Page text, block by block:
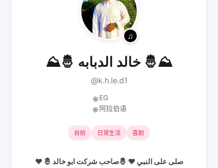
⛰️🤴 خالد الدبابه 🤴⛰️
@k.h.le.d1
🌐 EG
🌐 阿拉伯语
自拍 日常生活 喜剧
♥ صلى على النبي ♥ 🤴صاحب شركت ابو خالد 🤴